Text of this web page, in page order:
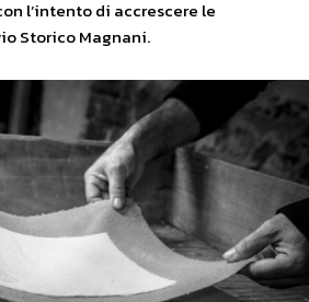
l’intento di accrescere le
Storico Magnani.